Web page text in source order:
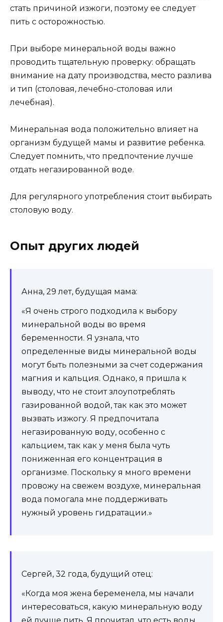
стать причиной изжоги, поэтому ее следует
пить с осторожностью.
При выборе минеральной воды важно
проводить тщательную проверку: обращать
внимание на дату производства, место разлива
и тип (столовая, лечебно-столовая или
лечебная).
Минеральная вода положительно влияет на
организм будущей мамы и развитие ребенка.
Следует помнить, что предпочтение лучше
отдать негазированной воде.
Для регулярного употребления стоит выбирать
столовую воду.
Опыт других людей
Анна, 29 лет, будущая мама:
«Я очень строго подходила к выбору
минеральной воды во время
беременности. Я узнала, что
определенные виды минеральной воды
могут быть полезными за счет содержания
магния и кальция. Однако, я пришла к
выводу, что не стоит злоупотреблять
газированной водой, так как это может
вызвать изжогу. Я предпочитала
негазированную воду, особенно с
кальцием, так как у меня была чуть
пониженная его концентрация в
организме. Поскольку я много времени
провожу на свежем воздухе, минеральная
вода помогала мне поддерживать
нужный уровень гидратации.»
Сергей, 32 года, будущий отец:
«Когда моя жена беременела, мы начали
интересоваться, какую минеральную воду